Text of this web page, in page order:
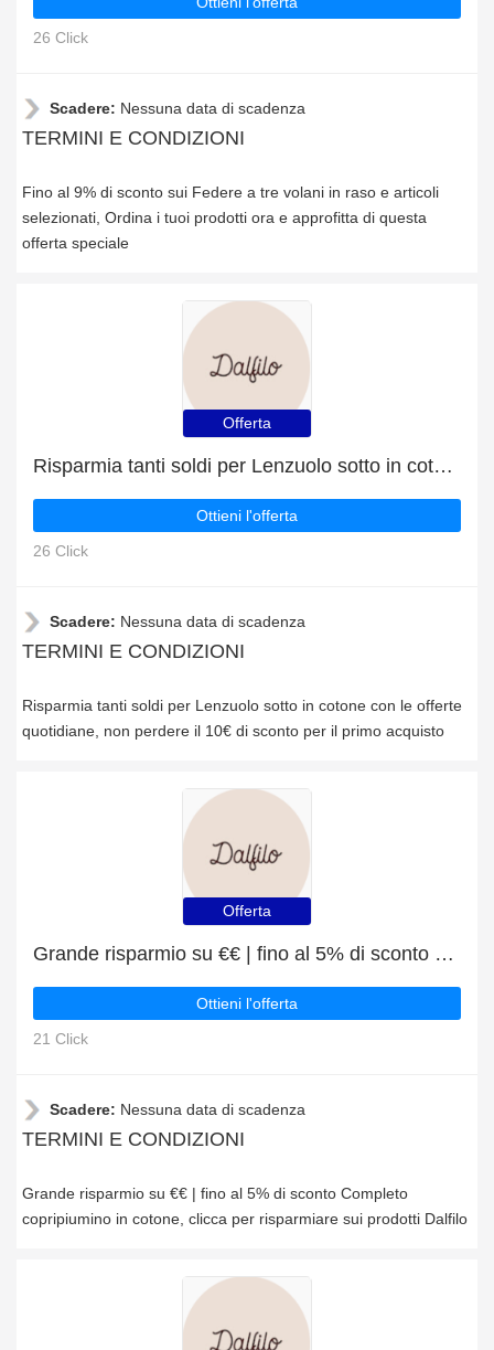
26 Click
Scadere: Nessuna data di scadenza
TERMINI E CONDIZIONI
Fino al 9% di sconto sui Federe a tre volani in raso e articoli
selezionati, Ordina i tuoi prodotti ora e approfitta di questa
offerta speciale
Offerta
Risparmia tanti soldi per Lenzuolo sotto in cotone con le offerte quotidiane
Ottieni l'offerta
26 Click
Scadere: Nessuna data di scadenza
TERMINI E CONDIZIONI
Risparmia tanti soldi per Lenzuolo sotto in cotone con le offerte
quotidiane, non perdere il 10€ di sconto per il primo acquisto
Offerta
Grande risparmio su €€ | fino al 5% di sconto Completo copripiumino in cotone
Ottieni l'offerta
21 Click
Scadere: Nessuna data di scadenza
TERMINI E CONDIZIONI
Grande risparmio su €€ | fino al 5% di sconto Completo
copripiumino in cotone, clicca per risparmiare sui prodotti Dalfilo